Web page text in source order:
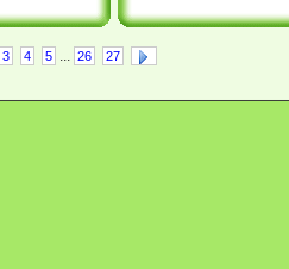
3 4 5 ... 26 27